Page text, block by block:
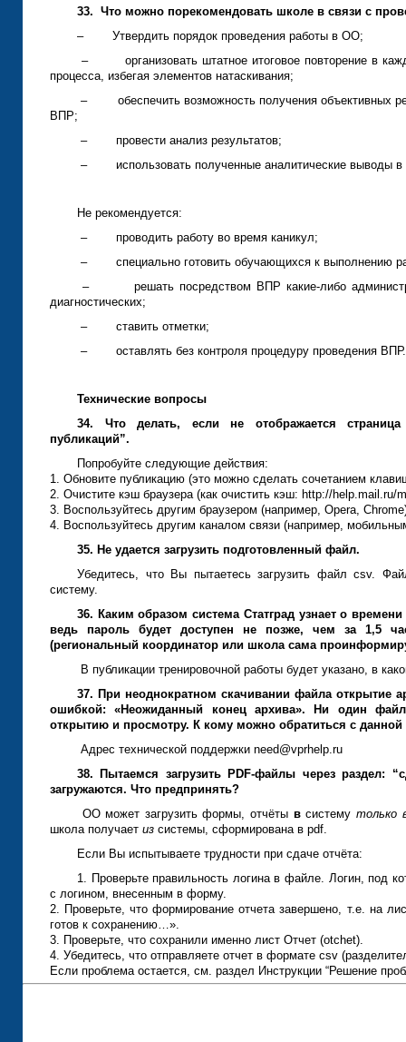
33. Что можно порекомендовать школе в связи с
– Утвердить порядок проведения работы в ОО;
– организовать штатное итоговое повторение в
процесса, избегая элементов натаскивания;
– обеспечить возможность получения объективных
ВПР;
– провести анализ результатов;
– использовать полученные аналитические выводы в
Не рекомендуется:
– проводить работу во время каникул;
– специально готовить обучающихся к выполнению
– решать посредством ВПР какие-либо
диагностических;
– ставить отметки;
– оставлять без контроля процедуру проведения ВПР.
Технические вопросы
34. Что делать, если не отображается страница
публикаций”.
Попробуйте следующие действия:
1. Обновите публикацию (это можно сделать сочетанием
2. Очистите кэш браузера (как очистить кэш: http://help.mail.ru/
3. Воспользуйтесь другим браузером (например, Opera,
4. Воспользуйтесь другим каналом связи (например,
35. Не удается загрузить подготовленный файл.
Убедитесь, что Вы пытаетесь загрузить файл csv.
систему.
36. Каким образом система Статград узнает о
ведь пароль будет доступен не позже, чем за 1,5
(региональный координатор или школа сама
В публикации тренировочной работы будет указано, в
37. При неоднократном скачивании файла открытие
ошибкой: «Неожиданный конец архива». Ни один
открытию и просмотру. К кому можно обратиться с
Адрес технической поддержки need@vprhelp.ru
38.
Пытаемся загрузить PDF-файлы через раздел:
загружаются. Что предпринять?
ОО может загрузить формы, отчёты всистему только
школа получает из системы, сформирована в pdf.
Если Вы испытываете трудности при сдаче отчёта:
1. Проверьте правильность логина в файле. Логин, под
с логином, внесенным в форму.
2. Проверьте, что формирование отчета завершено, т.е. на
готов к сохранению…».
3. Проверьте, что сохранили именно лист Отчет (otchet).
4. Убедитесь, что отправляете отчет в формате csv
Если проблема остается, см. раздел Инструкции “Решение